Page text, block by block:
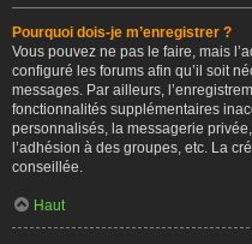
Pourquoi dois-je m’enregistrer ?
Vous pouvez ne pas le faire, mais
configuré les forums afin qu’il soit
messages. Par ailleurs,
fonctionnalités supplémentaires
personnalisés, la messagerie
l’adhésion à des groupes, etc. La
conseillée.
Haut